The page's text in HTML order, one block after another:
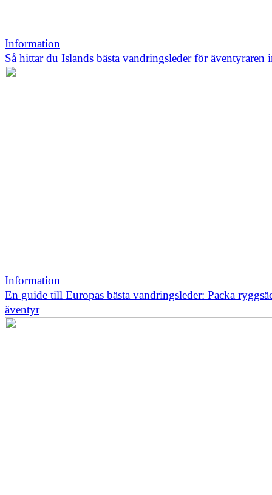
Information
Så hittar du Islands bästa vandringsleder för äventyraren
Information
En guide till Europas bästa vandringsleder: Packa
äventyr